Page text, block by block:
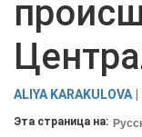
ALIYA KARAKULOVA
Эта страница на: